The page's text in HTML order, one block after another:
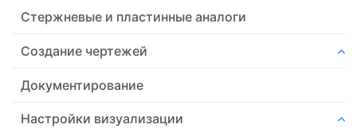
Стержневые и пластинные аналоги
Создание чертежей
Документирование
Настройки визуализации